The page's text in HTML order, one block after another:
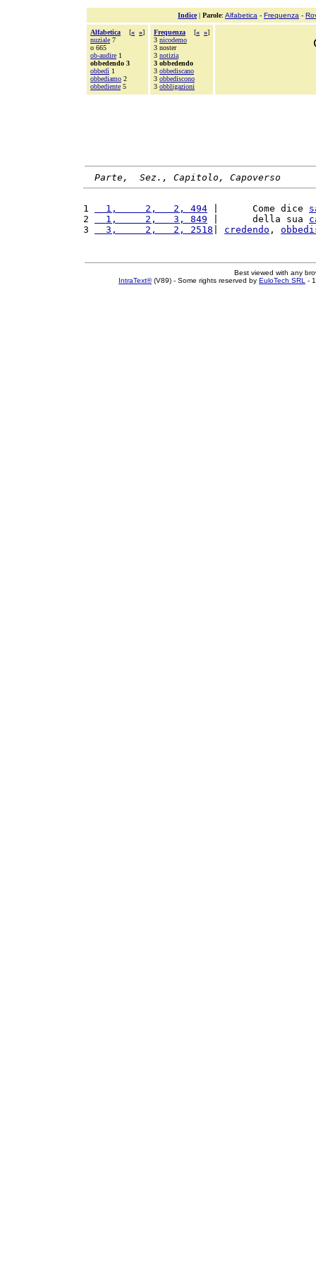
Indice| Parole: Alfabetica - Frequenza -
Alfabetica [« »]
nuziale 7
o 665
ob-audire 1
obbedendo 3
obbedì 1
obbediamo 2
obbediente 5
Frequenza [« »]
3 nicodemo
3 noster
3 notizia
3 obbedendo
3 obbediscano
3 obbediscono
3 obbligazioni
Parte,  Sez., Capitolo, Capoverso
1
  1,     2,   2, 494
|      Come dice
2
  1,     2,   3, 849
|      della sua
3
  3,     2,   2, 2518
credendo ,
Best viewed with any
IntraText®(V89) - Some rights reserved by EuloTech SRL -